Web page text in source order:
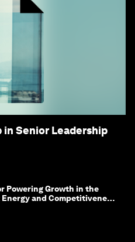
in Senior Leadership
Powering Growth in the
Energy and Competitiveness